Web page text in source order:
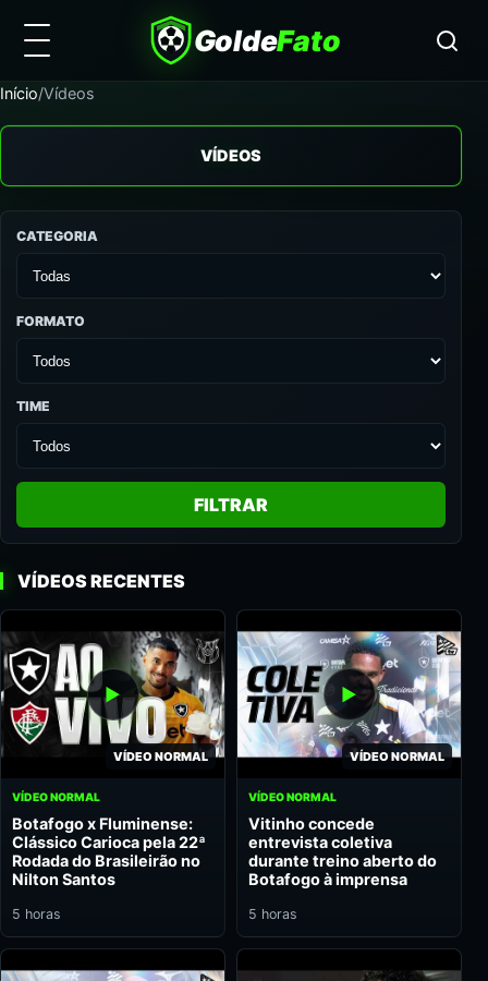
GoldeFato
Início/Vídeos
VÍDEOS
CATEGORIA
FORMATO
TIME
FILTRAR
VÍDEOS RECENTES
VÍDEO NORMAL
VÍDEO NORMAL
Botafogo x Fluminense:
Clássico Carioca pela 22ª
Rodada do Brasileirão no
Nilton Santos
5 horas
VÍDEO NORMAL
VÍDEO NORMAL
Vitinho concede
entrevista coletiva
durante treino aberto do
Botafogo à imprensa
5 horas